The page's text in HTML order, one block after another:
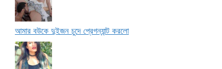
আমার বউকে দুইজন চুদে প্রেগন্যান্ট করলো